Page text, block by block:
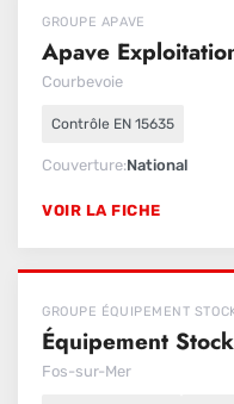
GROUPE APAVE
Apave
Courbevoie
Contrôle EN 15635
Couverture National
VOIR LA FICHE
GROUPE ÉQUIPEMENT
Équipement
Fos-sur-Mer